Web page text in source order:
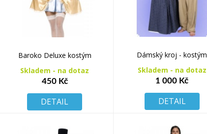
Baroko Deluxe kostým
Skladem - na dotaz
450 Kč
DETAIL
Dámský kroj - kostým
Skladem - na dotaz
1 000 Kč
DETAIL